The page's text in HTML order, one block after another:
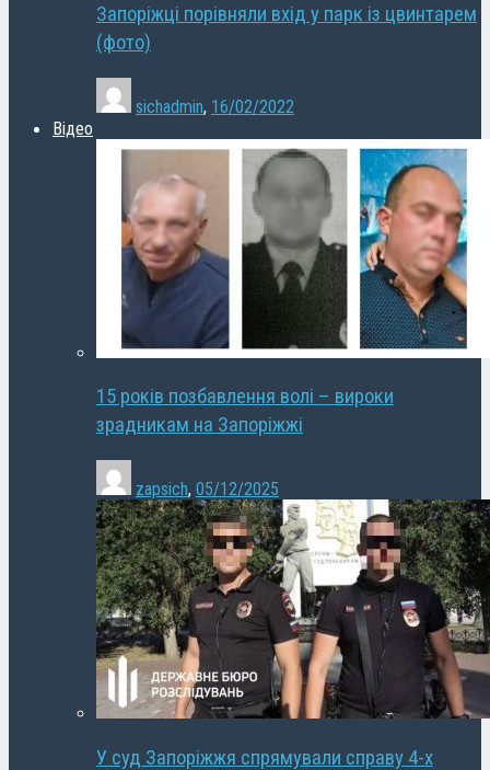
Запоріжці порівняли вхід у парк із цвинтарем
(фото)
sichadmin, 16/02/2022
Відео
15 років позбавлення волі – вироки
зрадникам на Запоріжжі
zapsich, 05/12/2025
У суд Запоріжжя спрямували справу 4-х